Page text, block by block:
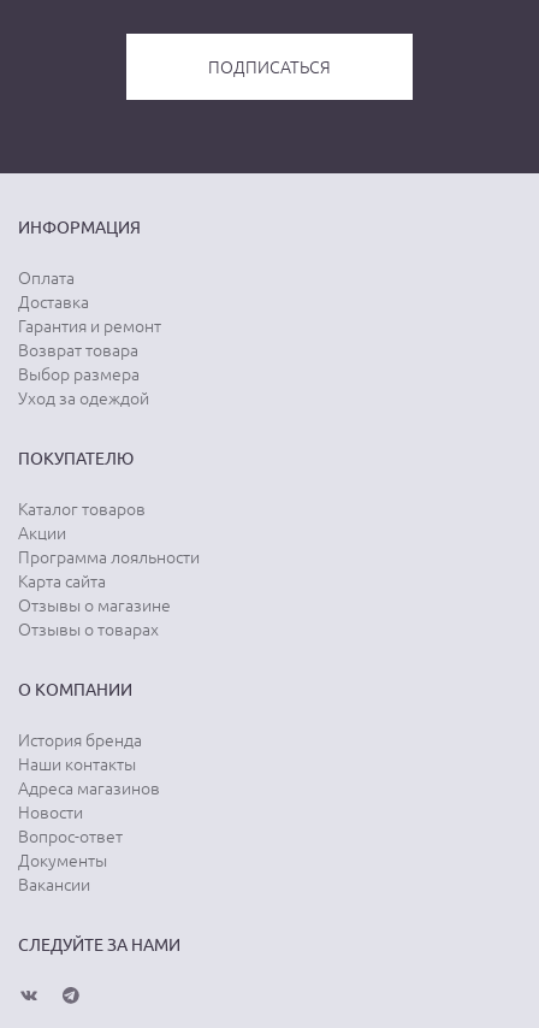
ИНФОРМАЦИЯ
Оплата
Доставка
Гарантия и ремонт
Возврат товара
Выбор размера
Уход за одеждой
ПОКУПАТЕЛЮ
Каталог товаров
Акции
Программа лояльности
Карта сайта
Отзывы о магазине
Отзывы о товарах
О КОМПАНИИ
История бренда
Наши контакты
Адреса магазинов
Новости
Вопрос-ответ
Документы
Вакансии
СЛЕДУЙТЕ ЗА НАМИ